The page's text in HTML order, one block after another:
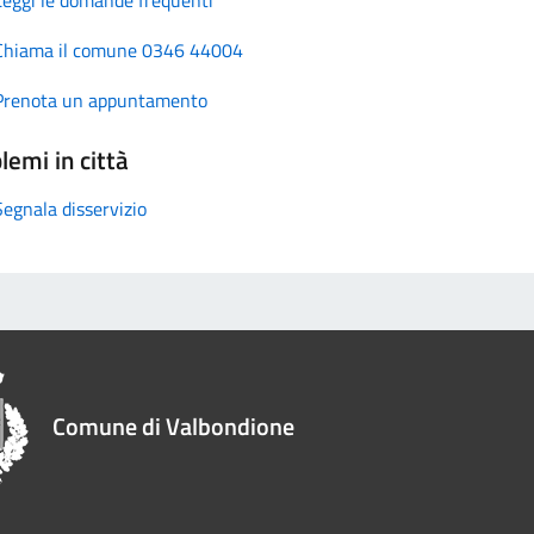
il comune 0346 44004
un appuntamento
in città
disservizio
Comune di Valbondione